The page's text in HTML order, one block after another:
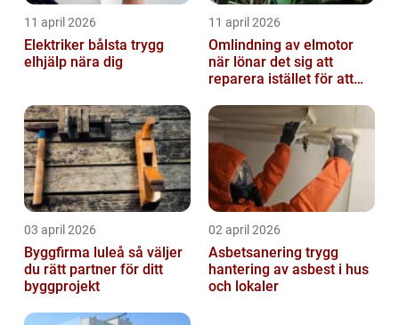
11 april 2026
Elektriker bålsta trygg
elhjälp nära dig
11 april 2026
Omlindning av elmotor
när lönar det sig att
reparera istället för att
03 april 2026
Byggfirma luleå så väljer
du rätt partner för ditt
byggprojekt
02 april 2026
Asbetsanering trygg
hantering av asbest i hus
och lokaler